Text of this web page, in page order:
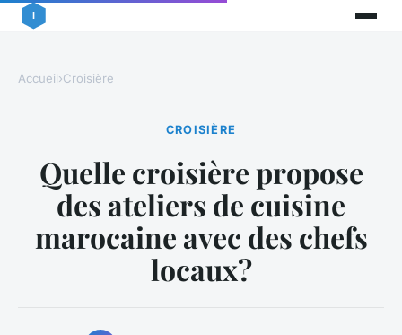
Accueil›Croisière
CROISIÈRE
Quelle croisière propose
des ateliers de cuisine
marocaine avec des chefs
locaux?